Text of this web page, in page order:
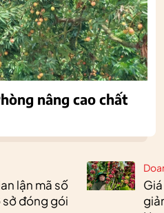
lận mã số
đóng gói
nâng cao chất